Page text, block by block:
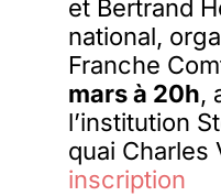
et Bertrand
national,
Franche
mars à 20h,
l’institution
quai Charles
inscription